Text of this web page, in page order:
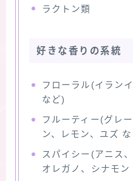
ラクトン類
好きな香りの系統
フローラル(イラン
など)
フルーティー(グレ
ン、レモン、ユズ
スパイシー(アニス
オレガノ、シナモ